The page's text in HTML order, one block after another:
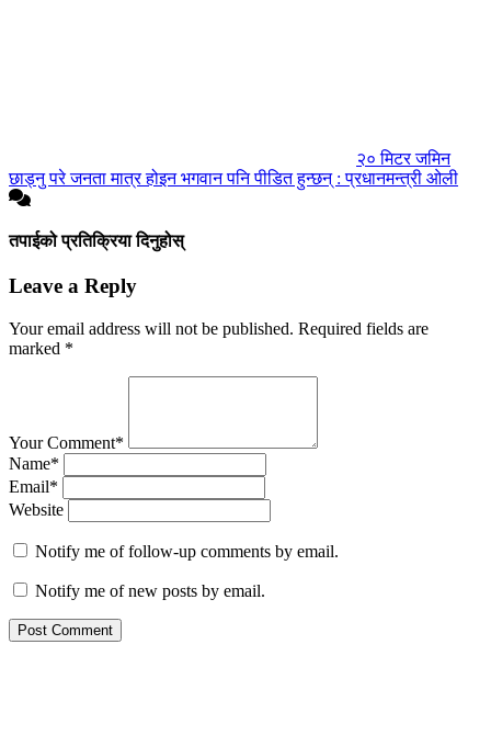
२० मिटर जमिन
छाड्नु परे जनता मात्र होइन भगवान पनि पीडित हुन्छन् : प्रधानमन्त्री ओली
तपाईको प्रतिक्रिया दिनुहोस्
Leave a Reply
Your email address will not be published. Required fields are
marked *
Your Comment*
Name*
Email*
Website
Notify me of follow-up comments by email.
Notify me of new posts by email.